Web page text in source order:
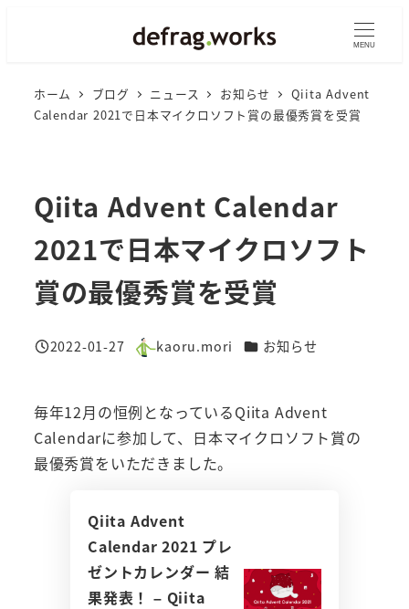
MENU
ホーム ブログ ニュース お知らせ
Qiita Advent
Calendar 2021で日本マイクロソフト賞の最優秀賞を受賞
Qiita Advent Calendar
2021で日本マイクロソフト
賞の最優秀賞を受賞
投稿日
2022-01-27
著
kaoru.mori カテゴリー
お知らせ
毎年12月の恒例となっているQiita Advent
Calendarに参加して、日本マイクロソフト賞の
最優秀賞をいただきました。
Qiita Advent
Calendar 2021 プレ
ゼントカレンダー 結
果発表！ – Qiita